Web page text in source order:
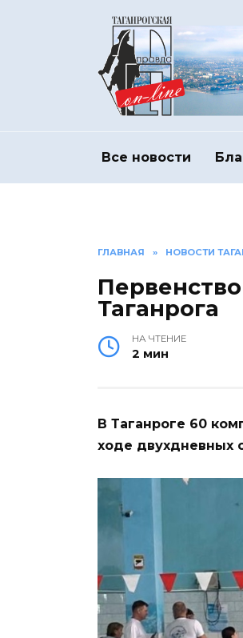
Все новости
ГЛАВНАЯ » НОВОСТИ
Таганрога
НА ЧТЕНИЕ
2 мин
В Таганроге 60
ходе двухдневных